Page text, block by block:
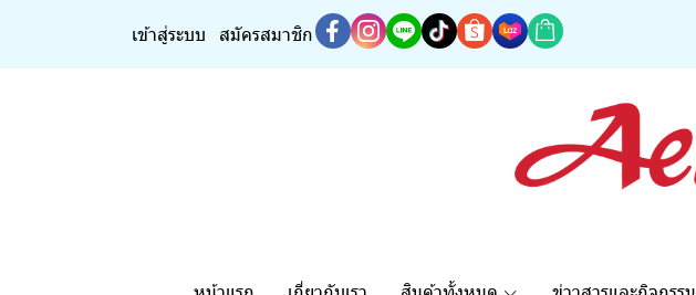
เข้าสู่ระบบ สมัครสมาชิก